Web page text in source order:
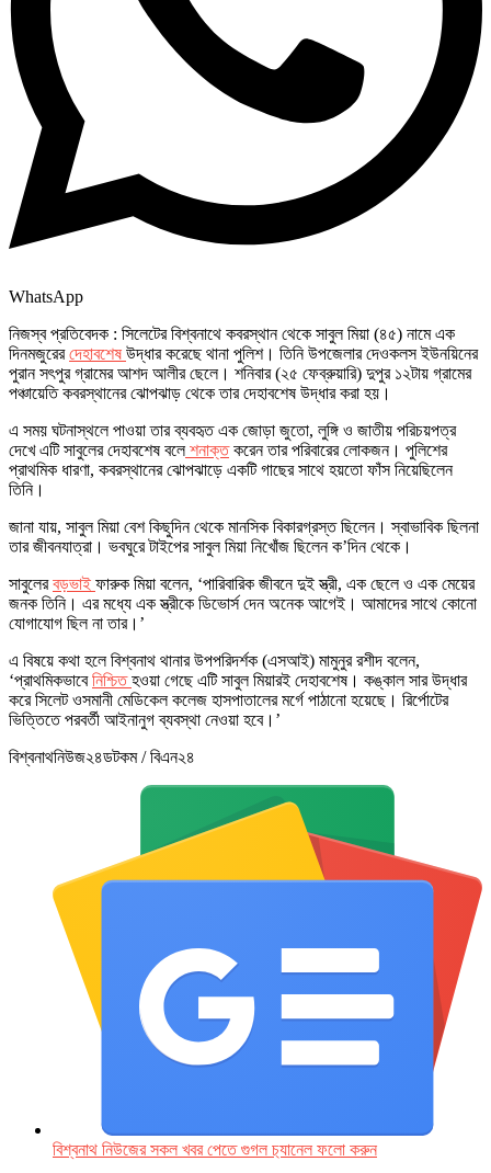
WhatsApp
নিজস্ব প্রতিবেদক : সিলেটের বিশ্বনাথে কবরস্থান থেকে সাবুল মিয়া (৪৫) নামে এক
দিনমজুরেরদেহাবশেষ উদ্ধার করেছে থানা পুলিশ। তিনি উপজেলার দেওকলস ইউনয়িনের
পুরান সৎপুর গ্রামের আশদ আলীর ছেলে। শনিবার (২৫ ফেব্রুয়ারি) দুপুর ১২টায় গ্রামের
পঞ্চায়েতি কবরস্থানের ঝোপঝাড় থেকে তার দেহাবশেষ উদ্ধার করা হয়।
এ সময় ঘটনাস্থলে পাওয়া তার ব্যবহৃত এক জোড়া জুতো, লুঙ্গি ও জাতীয় পরিচয়পত্র
দেখে এটি সাবুলের দেহাবশেষ বলেশনাক্তকরেন তার পরিবারের লোকজন। পুলিশের
প্রাথমিক ধারণা, কবরস্থানের ঝোপঝাড়ে একটি গাছের সাথে হয়তো ফাঁস নিয়েছিলেন
তিনি।
জানা যায়, সাবুল মিয়া বেশ কিছুদিন থেকে মানসিক বিকারগ্রস্ত ছিলেন। স্বাভাবিক ছিলনা
তার জীবনযাত্রা। ভবঘুরে টাইপের সাবুল মিয়া নিখোঁজ ছিলেন ক’দিন থেকে।
সাবুলেরবড়ভাই ফারুক মিয়া বলেন, ‘পারিবারিক জীবনে দুই স্ত্রী, এক ছেলে ও এক মেয়ের
জনক তিনি। এর মধ্যে এক স্ত্রীকে ডিভোর্স দেন অনেক আগেই। আমাদের সাথে কোনো
যোগাযোগ ছিল না তার।’
এ বিষয়ে কথা হলে বিশ্বনাথ থানার উপপরিদর্শক (এসআই) মামুনুর রশীদ বলেন,
‘প্রাথমিকভাবেনিশ্চিতহওয়া গেছে এটি সাবুল মিয়ারই দেহাবশেষ। কঙ্কাল সার উদ্ধার
করে সিলেট ওসমানী মেডিকেল কলেজ হাসপাতালের মর্গে পাঠানো হয়েছে। রির্পোটের
ভিত্তিতে পরবর্তী আইনানুগ ব্যবস্থা নেওয়া হবে।’
বিশ্বনাথনিউজ২৪ডটকম / বিএন২৪
বিশ্বনাথ নিউজের সকল খবর পেতে গুগল চ‌্যানেল ফলো করুন